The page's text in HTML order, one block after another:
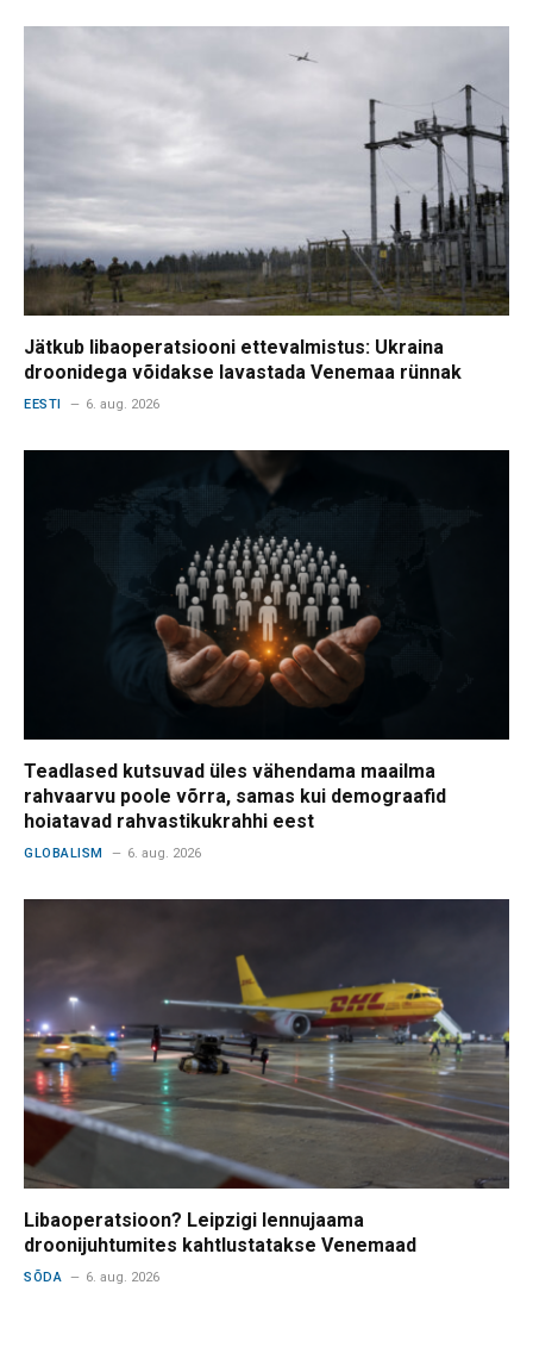
Jätkub libaoperatsiooni ettevalmistus: Ukraina
droonidega võidakse lavastada Venemaa rünnak
EESTI 6. aug. 2026
Teadlased kutsuvad üles vähendama maailma
rahvaarvu poole võrra, samas kui demograafid
hoiatavad rahvastikukrahhi eest
GLOBALISM 6. aug. 2026
Libaoperatsioon? Leipzigi lennujaama
droonijuhtumites kahtlustatakse Venemaad
SÕDA 6. aug. 2026